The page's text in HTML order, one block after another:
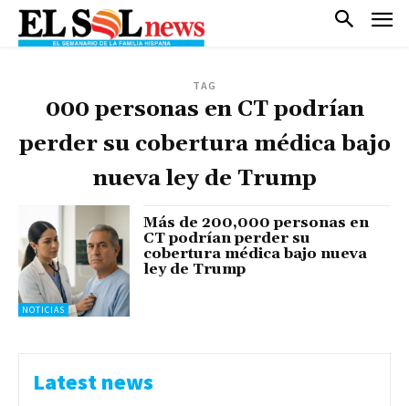
TAG
000 personas en CT podrían
perder su cobertura médica bajo
nueva ley de Trump
NOTICIAS
Más de 200,000 personas en
CT podrían perder su
cobertura médica bajo nueva
ley de Trump
Latest news